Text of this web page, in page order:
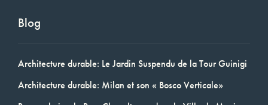
Blog
Architecture durable: Le Jardin Suspendu de la Tour Guinigi
Architecture durable: Milan et son « Bosco Verticale»